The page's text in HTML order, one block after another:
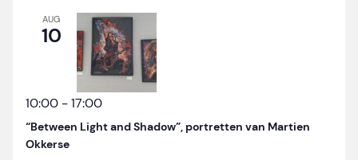
AUG
10
10:00 -17:00
“Between Light and Shadow”, portretten van Martien
Okkerse